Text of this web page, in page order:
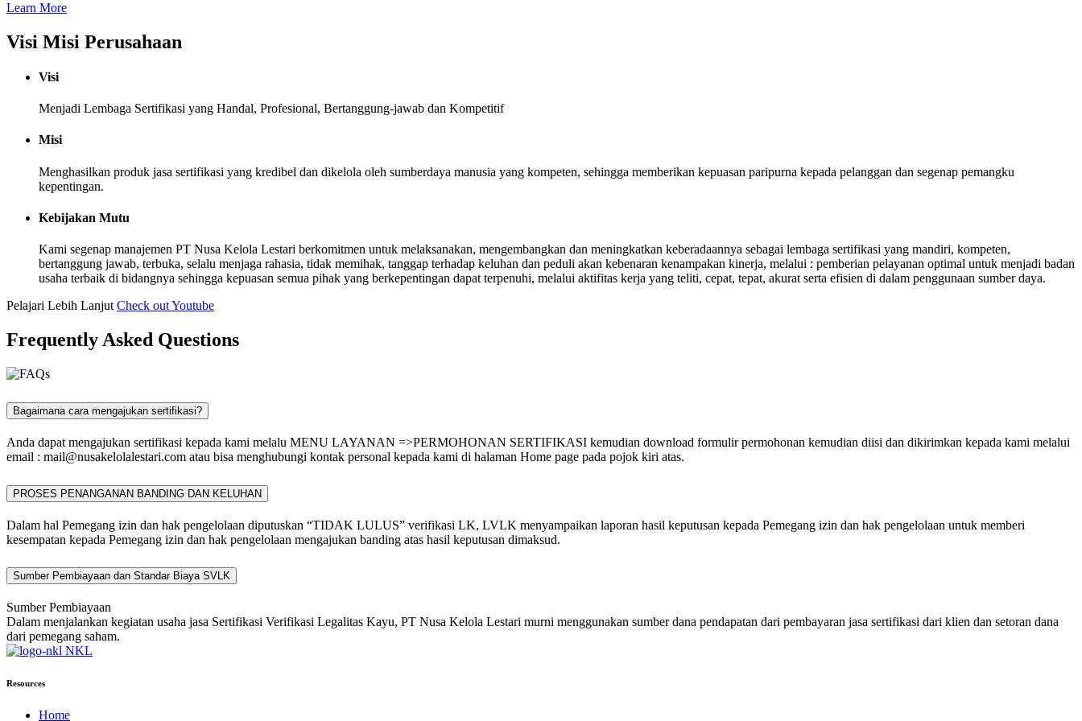
Learn More
Visi Misi Perusahaan
Visi
Menjadi Lembaga Sertifikasi yang Handal, Profesional, Bertanggung-jawab dan Kompetitif
Misi
Menghasilkan produk jasa sertifikasi yang kredibel dan dikelola oleh sumberdaya manusia yang kompeten, sehingga memberikan kepuasan paripurna kepada pelanggan dan segenap pemangku
kepentingan.
Kebijakan Mutu
Kami segenap manajemen PT Nusa Kelola Lestari berkomitmen untuk melaksanakan, mengembangkan dan meningkatkan keberadaannya sebagai lembaga sertifikasi yang mandiri, kompeten,
bertanggung jawab, terbuka, selalu menjaga rahasia, tidak memihak, tanggap terhadap keluhan dan peduli akan kebenaran kenampakan kinerja, melalui : pemberian pelayanan optimal untuk menjadi badan
usaha terbaik di bidangnya sehingga kepuasan semua pihak yang berkepentingan dapat terpenuhi, melalui aktifitas kerja yang teliti, cepat, tepat, akurat serta efisien di dalam penggunaan sumber daya.
Pelajari Lebih Lanjut Check out Youtube
Frequently Asked Questions
Bagaimana cara mengajukan sertifikasi?
Anda dapat mengajukan sertifikasi kepada kami melalu MENU LAYANAN =>PERMOHONAN SERTIFIKASI kemudian download formulir permohonan kemudian diisi dan dikirimkan kepada kami melalui
email : mail@nusakelolalestari.com atau bisa menghubungi kontak personal kepada kami di halaman Home page pada pojok kiri atas.
PROSES PENANGANAN BANDING DAN KELUHAN
Dalam hal Pemegang izin dan hak pengelolaan diputuskan “TIDAK LULUS” verifikasi LK, LVLK menyampaikan laporan hasil keputusan kepada Pemegang izin dan hak pengelolaan untuk memberi
kesempatan kepada Pemegang izin dan hak pengelolaan mengajukan banding atas hasil keputusan dimaksud.
Sumber Pembiayaan dan Standar Biaya SVLK
Sumber Pembiayaan
Dalam menjalankan kegiatan usaha jasa Sertifikasi Verifikasi Legalitas Kayu, PT Nusa Kelola Lestari murni menggunakan sumber dana pendapatan dari pembayaran jasa sertifikasi dari klien dan setoran dana
dari pemegang saham.
NKL
Resources
Home